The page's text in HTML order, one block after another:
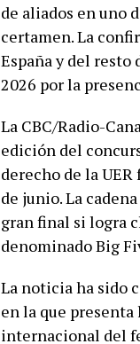
de aliados en uno
certamen. La
España y del
2026 por la
La CBC/Radio-
edición del
derecho de la UER
de junio. La
gran final si logra
denominado Big
La noticia ha sido
en la que presenta
internacional del